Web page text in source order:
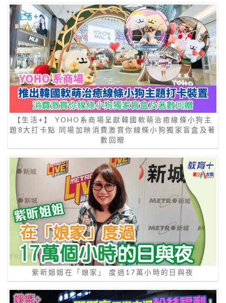
【生活+】 YOHO系商場呈獻韓國軟萌治癒線條小狗主
題8大打卡點 同場加映消費激賞你線條小狗獨家盲盒及著
數回贈
紫昕姐姐在「娘家」 度過17萬小時的日與夜